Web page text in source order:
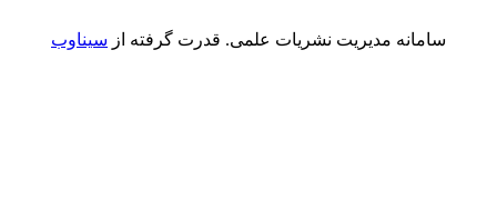
سامانه مدیریت نشریات علمی. قدرت گرفته از سیناوب